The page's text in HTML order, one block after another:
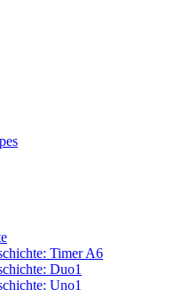
Timer A6
Duo1
Uno1